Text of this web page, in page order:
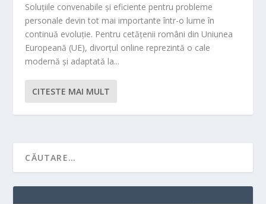
Soluțiile convenabile și eficiente pentru probleme
personale devin tot mai importante într-o lume în
continuă evoluție. Pentru cetățenii români din Uniunea
Europeană (UE), divorțul online reprezintă o cale
modernă și adaptată la...
CITESTE MAI MULT